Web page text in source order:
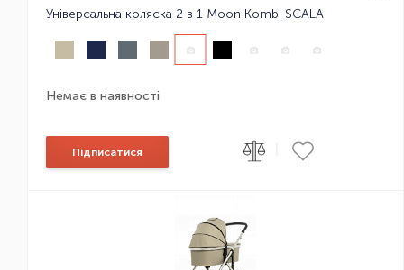
Універсальна коляска 2 в 1 Moon Kombi SCALA
Немає в наявності
Підписатися